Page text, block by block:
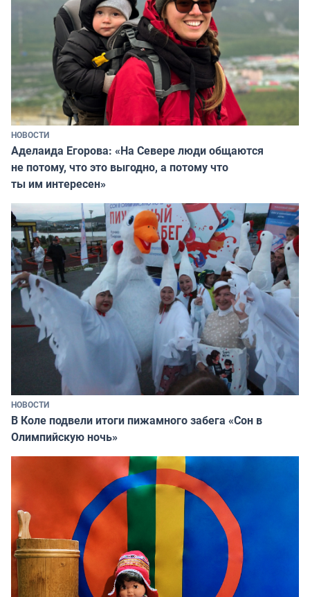
НОВОСТИ
Аделаида Егорова: «На Севере люди общаются
не потому, что это выгодно, а потому что
ты им интересен»
НОВОСТИ
В Коле подвели итоги пижамного забега «Сон в
Олимпийскую ночь»